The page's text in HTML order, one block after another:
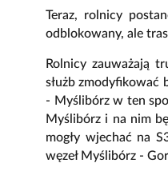
Teraz, rolnicy
odblokowany, ale
Rolnicy zauważają
służb zmodyfikować
- Myślibórz w ten
Myślibórz i na nim
mogły wjechać na
węzeł Myślibórz -